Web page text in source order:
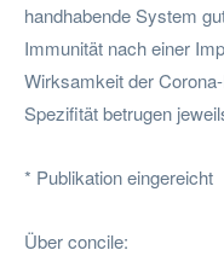
handhabende System
Immunität nach einer
Wirksamkeit der
Spezifität betrugen
* Publikation eingereicht
Über concile: